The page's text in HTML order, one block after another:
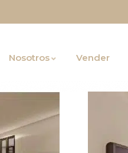
Nosotros Vender